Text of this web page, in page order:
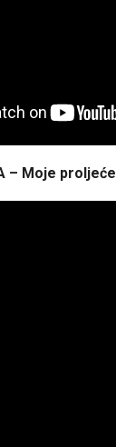
– Moje proljeće